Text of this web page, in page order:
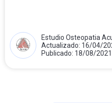
Estudio Osteopatia
Actualizado: 16/04/
Publicado: 18/08/2021